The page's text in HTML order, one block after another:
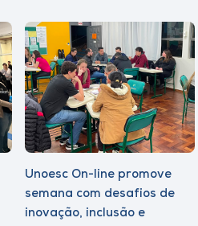
Unoesc On-line promove
semana com desafios de
inovação, inclusão e